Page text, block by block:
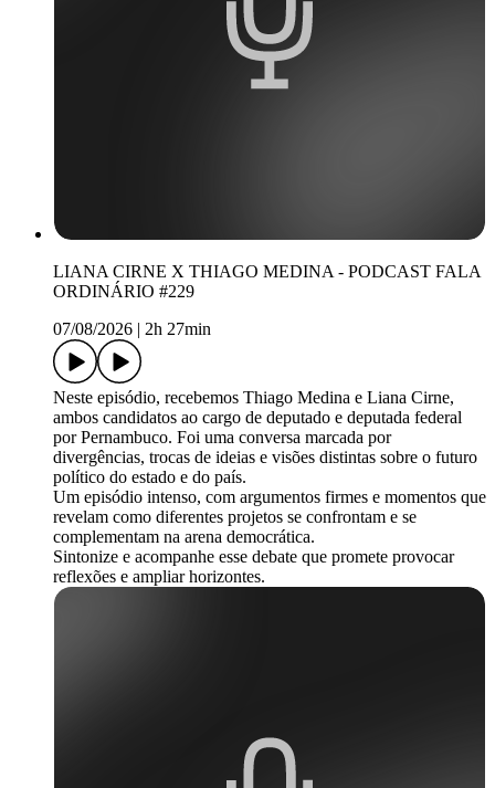
LIANA CIRNE X THIAGO MEDINA - PODCAST FALA
ORDINÁRIO #229
07/08/2026 | 2h 27min
Neste episódio, recebemos Thiago Medina e Liana Cirne,
ambos candidatos ao cargo de deputado e deputada federal
por Pernambuco. Foi uma conversa marcada por
divergências, trocas de ideias e visões distintas sobre o futuro
político do estado e do país.
Um episódio intenso, com argumentos firmes e momentos que
revelam como diferentes projetos se confrontam e se
complementam na arena democrática.
Sintonize e acompanhe esse debate que promete provocar
reflexões e ampliar horizontes.